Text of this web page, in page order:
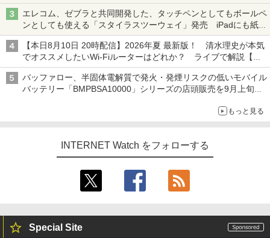
ち・ざ・ろーど！その14】【空いた時間でなにしてる？】
エレコム、ゼブラと共同開発した、タッチペンとしてもボールペ
ンとしても使える「スタイラスツーウェイ」発売 iPadにも紙に
も、持ち替えずに書き込める
【本日8月10日 20時配信】2026年夏 最新版！ 清水理史が本気
でオススメしたいWi-Fiルーターはどれか？ ライブで解説【清
水理史の「イニシャルB」チャンネル】
バッファロー、半固体電解質で発火・発煙リスクの低いモバイル
バッテリー「BMPBSA10000」シリーズの店頭販売を9月上旬に
もっと見る
INTERNET Watch をフォローする
Special Site